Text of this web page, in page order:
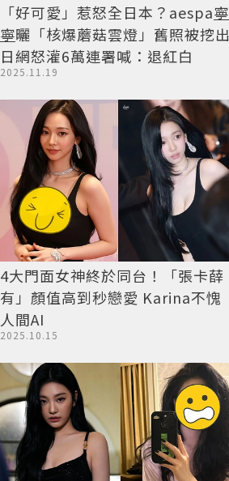
「好可愛」惹怒全日本？aespa寧
寧曬「核爆蘑菇雲燈」舊照被挖出
日網怒灌6萬連署喊：退紅白
2025.11.19
4大門面女神終於同台！「張卡薛
有」顏值高到秒戀愛 Karina不愧
人間AI
2025.10.15